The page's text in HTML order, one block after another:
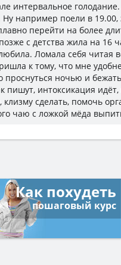
интервальное
например поели в 19.00,
перейти на более
с детства жила на 16
Ломала себя читая
к тому, что мне
проснуться ночью и
пишут, интоксикация
сделать, помочь
чаю с ложкой мёда
Как похудеть
пошаговый курс